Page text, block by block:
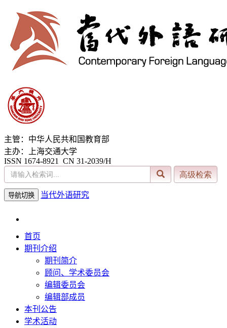
主管：中华人民共和国教育部
主办：上海交通大学
ISSN 1674-8921 CN 31-2039/H
导航切换 当代外语研究
首页
期刊介绍
期刊简介
顾问、学术委员会
编辑委员会
编辑部成员
本刊公告
学术活动